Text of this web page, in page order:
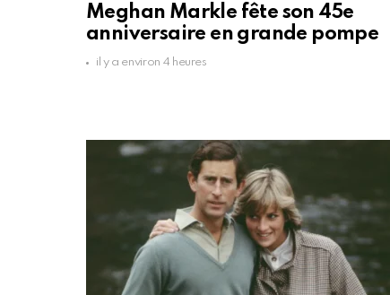
Meghan Markle fête son 45e
anniversaire en grande pompe
il y a environ 4 heures